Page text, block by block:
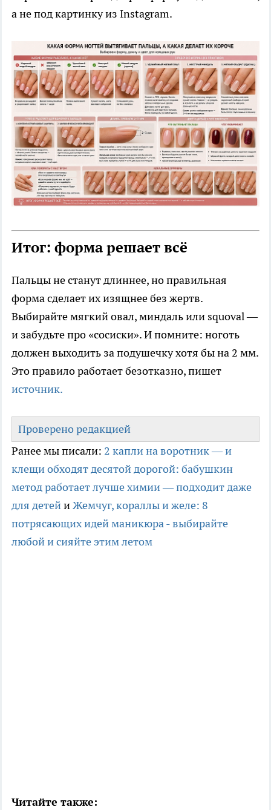
а не под картинку из Instagram.
Итог: форма решает всё
Пальцы не станут длиннее, но правильная
форма сделает их изящнее без жертв.
Выбирайте мягкий овал, миндаль или squoval —
и забудьте про «сосиски». И помните: ноготь
должен выходить за подушечку хотя бы на 2 мм.
Это правило работает безотказно, пишет
источник.
Проверено редакцией
Ранее мы писали: 2 капли на воротник — и
клещи обходят десятой дорогой: бабушкин
метод работает лучше химии — подходит даже
для детейиЖемчуг, кораллы и желе: 8
потрясающих идей маникюра - выбирайте
любой и сияйте этим летом
Читайте также: